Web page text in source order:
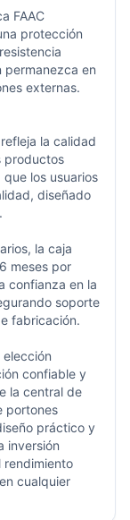
FAAC
protección
permanezca en
externas.
la calidad
productos
los usuarios
diseñado
la caja
meses por
confianza en la
soporte
fabricación.
elección
confiable y
la central de
portones
práctico y
inversión
rendimiento
cualquier